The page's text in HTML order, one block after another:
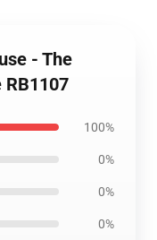
- The
100%
0%
0%
0%